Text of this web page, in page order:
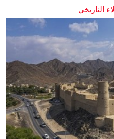
التاريخي